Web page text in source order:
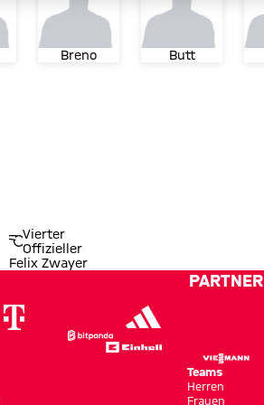
Breno Butt
Vierter
Offizieller
Felix Zwayer
PARTNER
Teams
Herren
Frauen